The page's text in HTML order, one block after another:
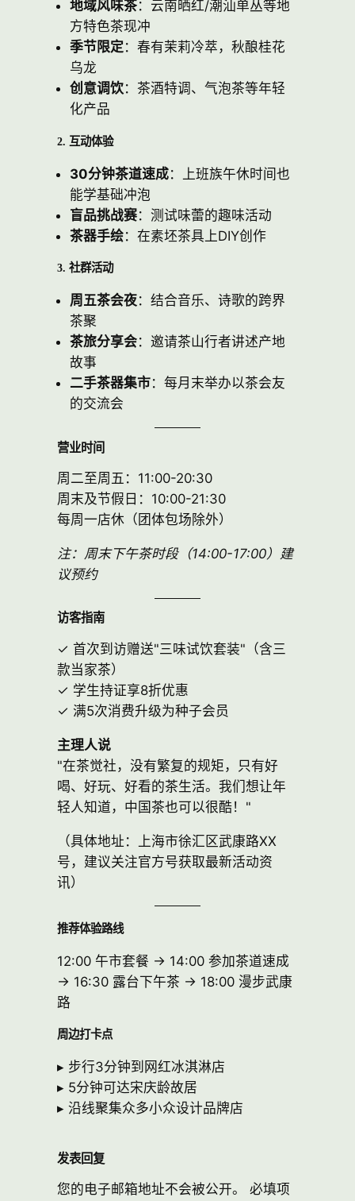
地域风味茶：云南晒红/潮汕单丛等地
方特色茶现冲
季节限定：春有茉莉冷萃，秋酿桂花
乌龙
创意调饮：茶酒特调、气泡茶等年轻
化产品
2. 互动体验
30分钟茶道速成：上班族午休时间也
能学基础冲泡
盲品挑战赛：测试味蕾的趣味活动
茶器手绘：在素坯茶具上DIY创作
3. 社群活动
周五茶会夜：结合音乐、诗歌的跨界
茶聚
茶旅分享会：邀请茶山行者讲述产地
故事
二手茶器集市：每月末举办以茶会友
的交流会
营业时间
周二至周五：11:00-20:30
周末及节假日：10:00-21:30
每周一店休（团体包场除外）
注：周末下午茶时段（14:00-17:00）建
议预约
访客指南
✓ 首次到访赠送"三味试饮套装"（含三
款当家茶）
✓ 学生持证享8折优惠
✓ 满5次消费升级为种子会员
主理人说
"在茶觉社，没有繁复的规矩，只有好
喝、好玩、好看的茶生活。我们想让年
轻人知道，中国茶也可以很酷！"
（具体地址：上海市徐汇区武康路XX
号，建议关注官方号获取最新活动资
讯）
推荐体验路线
12:00 午市套餐 → 14:00 参加茶道速成
→ 16:30 露台下午茶 → 18:00 漫步武康
路
周边打卡点
▸ 步行3分钟到网红冰淇淋店
▸ 5分钟可达宋庆龄故居
▸ 沿线聚集众多小众设计品牌店
发表回复
您的电子邮箱地址不会被公开。 必填项